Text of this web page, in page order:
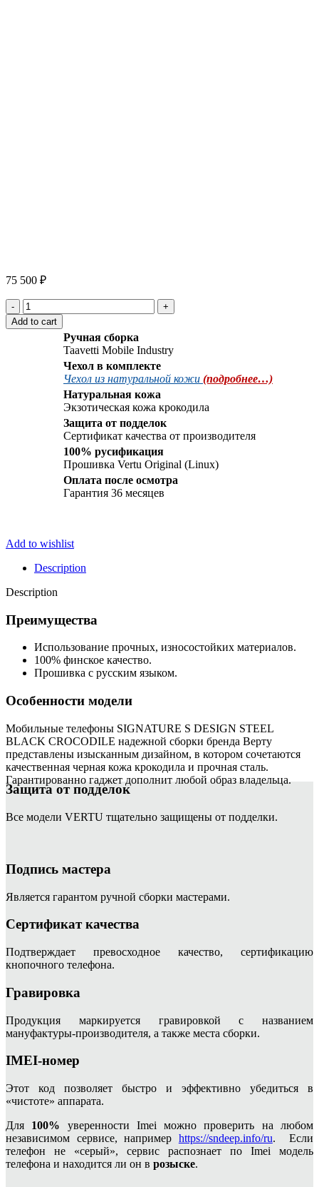
75 500 ₽
Vertu
Signature
S
Crocodile
Add to cart
Ручная сборка
Taavetti Mobile Industry
Чехол в комплекте
Чехол из натуральной кожи (подробнее…)
Натуральная кожа
Экзотическая кожа крокодила
Защита от подделок
Сертификат качества от производителя
100% русификация
Прошивка Vertu Original (Linux)
Оплата после осмотра
Гарантия 36 месяцев
Add to wishlist
Description
Description
Преимущества
Использование прочных, износостойких материалов.
100% финское качество.
Прошивка с русским языком.
Особенности модели
Мобильные телефоны SIGNATURE S DESIGN STEEL
BLACK CROCODILE надежной сборки бренда Верту
представлены изысканным дизайном, в котором сочетаются
качественная черная кожа крокодила и прочная сталь.
Гарантированно гаджет дополнит любой образ владельца.
Защита от подделок
Все модели VERTU тщательно защищены от подделки.
Подпись мастера
Является гарантом ручной сборки мастерами.
Сертификат качества
Подтверждает превосходное качество, сертификацию
кнопочного телефона.
Гравировка
Продукция маркируется гравировкой с названием
мануфактуры-производителя, а также места сборки.
IMEI-номер
Этот код позволяет быстро и эффективно убедиться в
«чистоте» аппарата.
Для 100% уверенности Imei можно проверить на любом
независимом сервисе, например https://sndeep.info/ru. Если
телефон не «серый», сервис распознает по Imei модель
телефона и находится ли он в розыске.